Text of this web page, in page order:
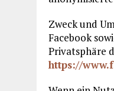
Zweck und
Facebook
Privatsphäre
https://